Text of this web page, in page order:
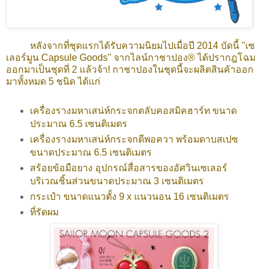
หลังจากที่ชุดแรกได้รับความนิยมไปเมื่อปี 2014 บัดนี้ "เซ
เลอร์มูน Capsule Goods" จากไลน์กาชาปอง® ได้ปรากฎโฉม
ออกมาเป็นชุดที่ 2 แล้วจ้า! กาชาปองในชุดนี้จะผลิตสินค้าออก
มาทั้งหมด 5 ชนิด ได้แก่
เครื่องรางมหาเสน่ห์กระจกตลับคอสมิคฮาร์ท ขนาด
ประมาณ 6.5 เซนติเมตร
เครื่องรางมหาเสน่ห์กระจกดีพอควา พร้อมดาบสเปซ
ขนาดประมาณ 6.5 เซนติเมตร
สร้อยข้อมือยาง อุปกรณ์สื่อสารของอัศวินเซเลอร์
บริเวณชิ้นส่วนขนาดประมาณ 3 เซนติเมตร
กระเป๋า ขนาดแนวตั้ง 9 x แนวนอน 16 เซนติเมตร
ที่รัดผม